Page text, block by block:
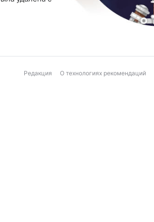
Редакция О технологиях рекомендаций